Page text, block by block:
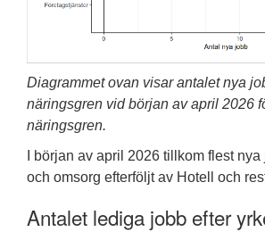
Diagrammet ovan visar antalet nya
näringsgren vid början av april 2026
näringsgren.
I början av april 2026 tillkom flest
och omsorg efterföljt av Hotell och
Antalet lediga jobb efter